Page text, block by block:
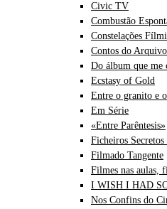
Civic TV
Combustão
Constelações
Contos do Arquivo
Do álbum que me
Ecstasy of Gold
Entre o granito e
Em Série
«Entre Parêntesis»
Ficheiros
Filmado Tangente
Filmes nas aulas,
I WISH I HAD
Nos Confins do